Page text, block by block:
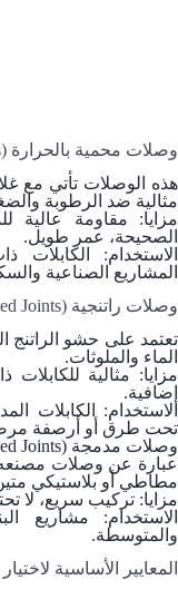
وصلات محمية بالحرارة (Heat-Shrink Joints)
هذه الوصلات تأتي مع
مثالية ضد الرطوبة
مزايا: مقاومة عالية
الصحيحة، عمر طويل.
الاستخدام:
المشاريع الصناعية
وصلات راتنجية (Resin-Filled Joints)
تعتمد على حشو الراتنج
الماء والملوثات.
مزايا: مثالية للكابلات
إضافية.
الاستخدام: الكابلات
تحت طرق أو أرصفة
وصلات مدمجة (Pre-Molded Joints)
عبارة عن وصلات مصنعه
مطاطي أو بلاستيكي
مزايا: تركيب سريع، لا
الاستخدام: مشاريع
والمتوسطة.
المعايير الأساسية